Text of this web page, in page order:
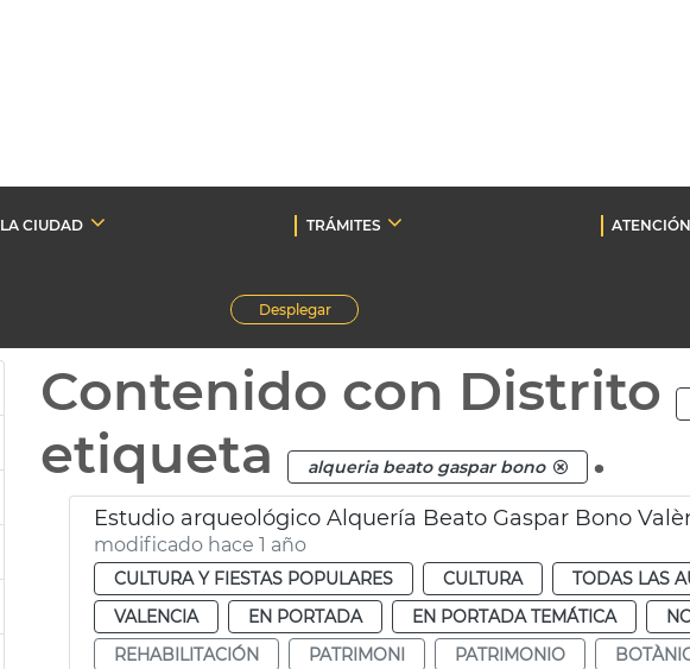
LA CIUDAD TRÁMITES
Desplegar
Contenido con Distrito
etiqueta
alqueria beato gaspar bono .
Estudio arqueológico Alquería Beato Gaspar Bono
modificado hace 1 año
CULTURA Y FIESTAS POPULARES CULTURA TODAS LAS
VALENCIA
EN PORTADA EN PORTADA TEMÁTICA
REHABILITACIÓN
PATRIMONI PATRIMONIO